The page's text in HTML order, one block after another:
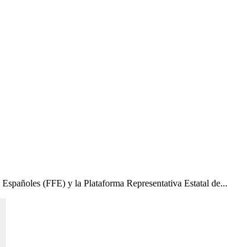
(FFE) y la Plataforma Representativa Estatal de...